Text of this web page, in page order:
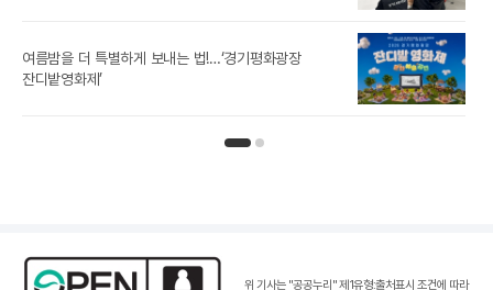
여름밤을 더 특별하게 보내는 법!…‘경기평화광장
잔디밭영화제’
위 기사는 "공공누리"제1유형:출처표시 조건에 따라